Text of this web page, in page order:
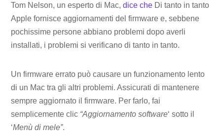
Tom Nelson, un esperto di Mac,dice che Di tanto in tanto
Apple fornisce aggiornamenti del firmware e, sebbene
pochissime persone abbiano problemi dopo averli
installati, i problemi si verificano di tanto in tanto.
Un firmware errato può causare un funzionamento lento
di un Mac tra gli altri problemi. Assicurati di mantenere
sempre aggiornato il firmware. Per farlo, fai
semplicemente clic “Aggiornamento software‘ sotto il
‘Menù di mele”.